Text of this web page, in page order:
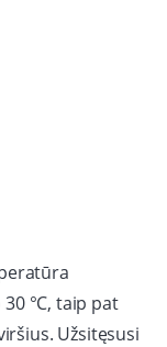
°C, taip pat
Užsitęsusi